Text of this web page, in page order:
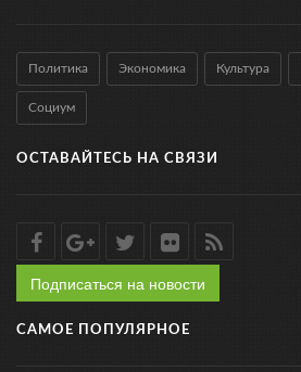
Политика Экономика Культура
Социум
ОСТАВАЙТЕСЬ НА СВЯЗИ
Подписаться на новости
САМОЕ ПОПУЛЯРНОЕ